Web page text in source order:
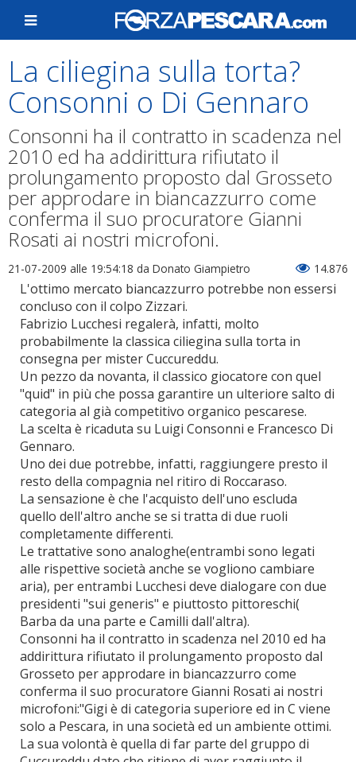
La ciliegina sulla torta?
Consonni o Di Gennaro
Consonni ha il contratto in scadenza nel
2010 ed ha addirittura rifiutato il
prolungamento proposto dal Grosseto
per approdare in biancazzurro come
conferma il suo procuratore Gianni
Rosati ai nostri microfoni.
21-07-2009 alle 19:54:18 da Donato Giampietro 14.876
L'ottimo mercato biancazzurro potrebbe non essersi
concluso con il colpo Zizzari.
Fabrizio Lucchesi regalerà, infatti, molto
probabilmente la classica ciliegina sulla torta in
consegna per mister Cuccureddu.
Un pezzo da novanta, il classico giocatore con quel
"quid" in più che possa garantire un ulteriore salto di
categoria al già competitivo organico pescarese.
La scelta è ricaduta su Luigi Consonni e Francesco Di
Gennaro.
Uno dei due potrebbe, infatti, raggiungere presto il
resto della compagnia nel ritiro di Roccaraso.
La sensazione è che l'acquisto dell'uno escluda
quello dell'altro anche se si tratta di due ruoli
completamente differenti.
Le trattative sono analoghe(entrambi sono legati
alle rispettive società anche se vogliono cambiare
aria), per entrambi Lucchesi deve dialogare con due
presidenti "sui generis" e piuttosto pittoreschi(
Barba da una parte e Camilli dall'altra).
Consonni ha il contratto in scadenza nel 2010 ed ha
addirittura rifiutato il prolungamento proposto dal
Grosseto per approdare in biancazzurro come
conferma il suo procuratore Gianni Rosati ai nostri
microfoni:"Gigi è di categoria superiore ed in C viene
solo a Pescara, in una società ed un ambiente ottimi.
La sua volontà è quella di far parte del gruppo di